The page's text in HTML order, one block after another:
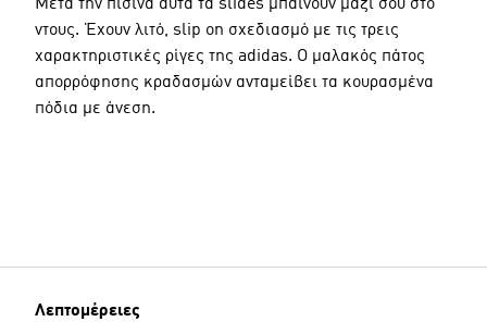
Μετά την πισίνα αυτά τα slides μπαίνουν μαζί σου στο
ντους. Έχουν λιτό, slip on σχεδιασμό με τις τρεις
χαρακτηριστικές ρίγες της adidas. Ο μαλακός πάτος
απορρόφησης κραδασμών ανταμείβει τα κουρασμένα
πόδια με άνεση.
Λεπτομέρειες